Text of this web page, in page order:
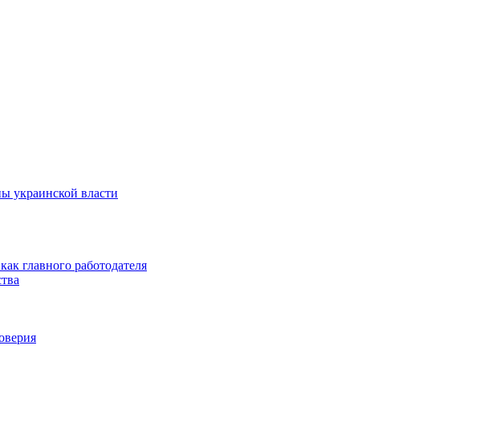
украинской власти
главного работодателя